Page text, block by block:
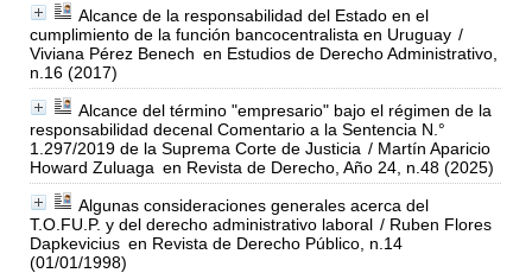
Alcance de la responsabilidad del Estado en el
cumplimiento de la función bancocentralista en Uruguay /
Viviana Pérez Benech en Estudios de Derecho Administrativo,
n.16 (2017)
Alcance del término "empresario" bajo el régimen de la
responsabilidad decenal Comentario a la Sentencia N.°
1.297/2019 de la Suprema Corte de Justicia / Martín Aparicio
Howard Zuluaga en Revista de Derecho, Año 24, n.48 (2025)
Algunas consideraciones generales acerca del
T.O.FU.P. y del derecho administrativo laboral / Ruben Flores
Dapkevicius en Revista de Derecho Público, n.14
(01/01/1998)